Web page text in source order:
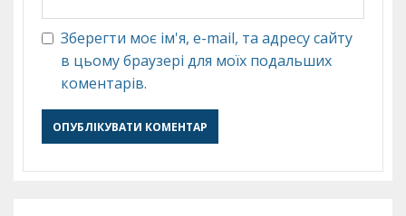
Зберегти моє ім'я, e-mail, та адресу сайту
в цьому браузері для моїх подальших
коментарів.